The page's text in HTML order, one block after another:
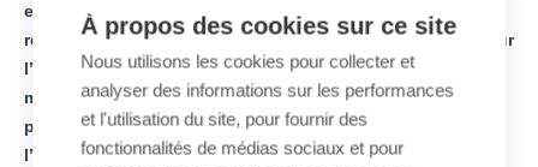
est resté mobilisé malgré le contexte sanitaire pour
répondre à ces enjeux clés des territoires de montagne. Sur
l’ensemble des métiers, ce sont près de 100 installations
mises en service sur tous les massifs à travers le monde
pour accompagner le développement et contribuer à
l’attractivité des destinations hiver comme été.
À propos des cookies sur ce site
Nous utilisons les cookies pour collecter et
analyser des informations sur les performances
et l'utilisation du site, pour fournir des
fonctionnalités de médias sociaux et pour